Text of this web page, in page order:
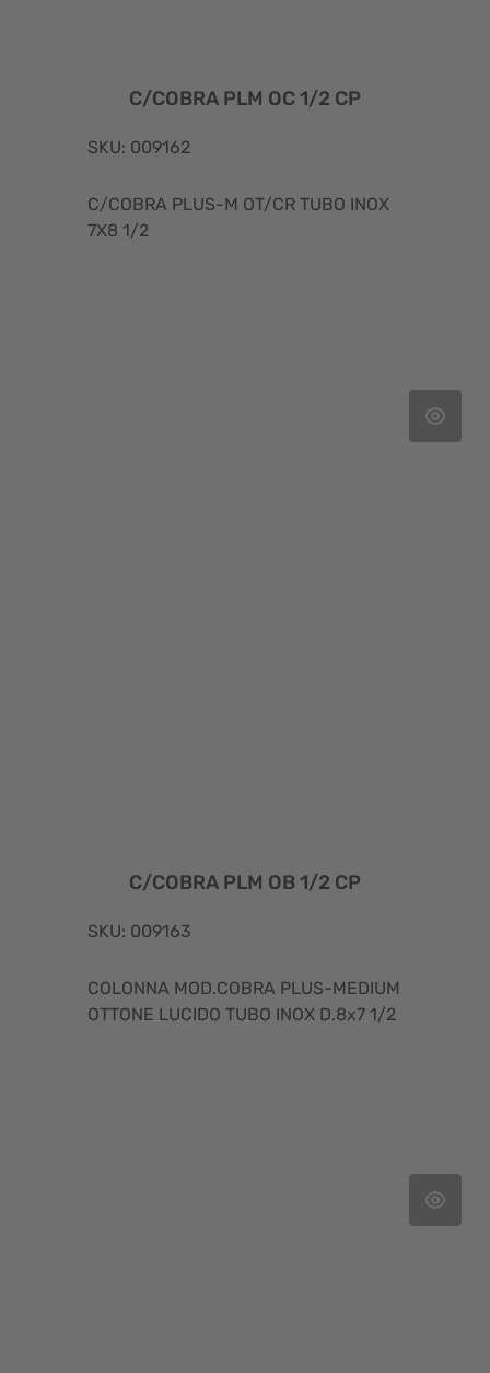
C/COBRA PLM OC 1/2 CP
SKU: 009162
C/COBRA PLUS-M OT/CR TUBO INOX
7X8 1/2
C/COBRA PLM OB 1/2 CP
SKU: 009163
COLONNA MOD.COBRA PLUS-MEDIUM
OTTONE LUCIDO TUBO INOX D.8x7 1/2